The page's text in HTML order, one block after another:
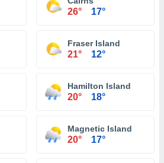
26° 17°
Fraser Island
21° 12°
Hamilton Island
20° 18°
Magnetic Island
20° 17°